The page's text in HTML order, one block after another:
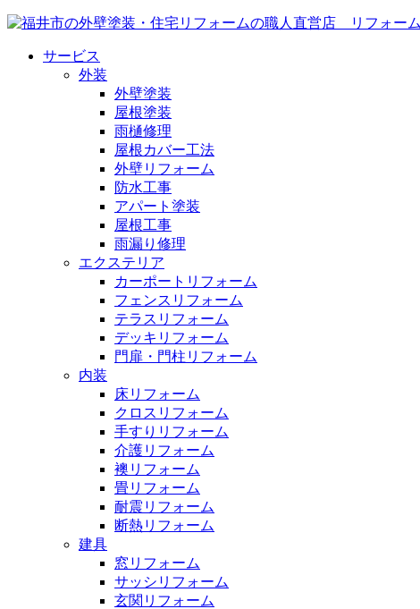
サービス
外装
外壁塗装
屋根塗装
雨樋修理
屋根カバー工法
外壁リフォーム
防水工事
アパート塗装
屋根工事
雨漏り修理
エクステリア
カーポートリフォーム
フェンスリフォーム
テラスリフォーム
デッキリフォーム
門扉・門柱リフォーム
内装
床リフォーム
クロスリフォーム
手すりリフォーム
介護リフォーム
襖リフォーム
畳リフォーム
耐震リフォーム
断熱リフォーム
建具
窓リフォーム
サッシリフォーム
玄関リフォーム